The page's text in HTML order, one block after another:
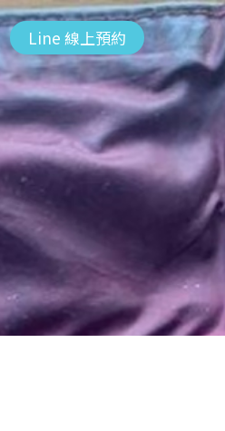
Line 線上預約